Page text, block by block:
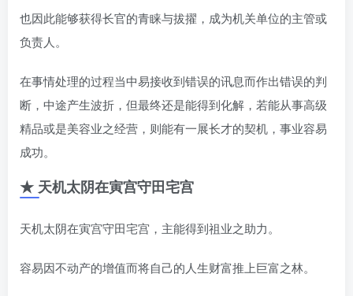
也因此能够获得长官的青睐与拔擢，成为机关单位的主管或
负责人。
在事情处理的过程当中易接收到错误的讯息而作出错误的判
断，中途产生波折，但最终还是能得到化解，若能从事高级
精品或是美容业之经营，则能有一展长才的契机，事业容易
成功。
★ 天机太阴在寅宫守田宅宫
天机太阴在寅宫守田宅宫，主能得到祖业之助力。
容易因不动产的增值而将自己的人生财富推上巨富之林。